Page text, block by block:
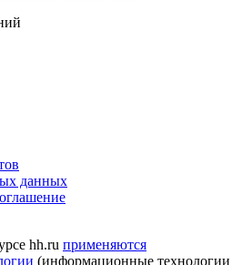
данных
hh.ru применяются
(информационные технологии